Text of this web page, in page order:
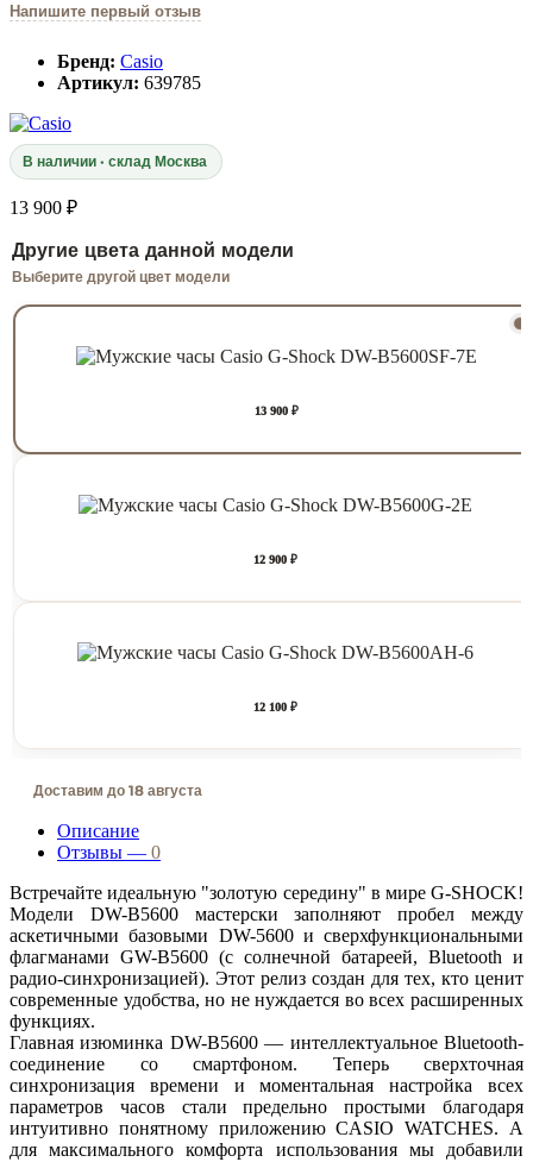
Напишите первый отзыв
Бренд: Casio
Артикул: 639785
В наличии · склад Москва
13 900 ₽
Другие цвета данной модели
Выберите другой цвет модели
13 900 ₽
12 900 ₽
12 100 ₽
Доставим до 18 августа
Описание
Отзывы — 0
Встречайте идеальную "золотую середину" в мире G-SHOCK!
Модели DW-B5600 мастерски заполняют пробел между
аскетичными базовыми DW-5600 и сверхфункциональными
флагманами GW-B5600 (с солнечной батареей, Bluetooth и
радио-синхронизацией). Этот релиз создан для тех, кто ценит
современные удобства, но не нуждается во всех расширенных
функциях.
Главная изюминка DW-B5600 — интеллектуальное Bluetooth-
соединение со смартфоном. Теперь сверхточная
синхронизация времени и моментальная настройка всех
параметров часов стали предельно простыми благодаря
интуитивно понятному приложению CASIO WATCHES. А
для максимального комфорта использования мы добавили